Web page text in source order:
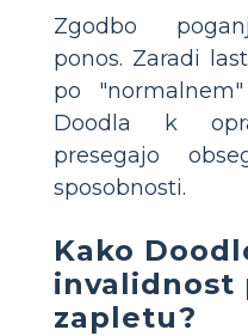
Zgodbo
ponos. Zaradi
po
Doodla k
presegajo
sposobnosti.
Kako
invalidnost
zapletu?